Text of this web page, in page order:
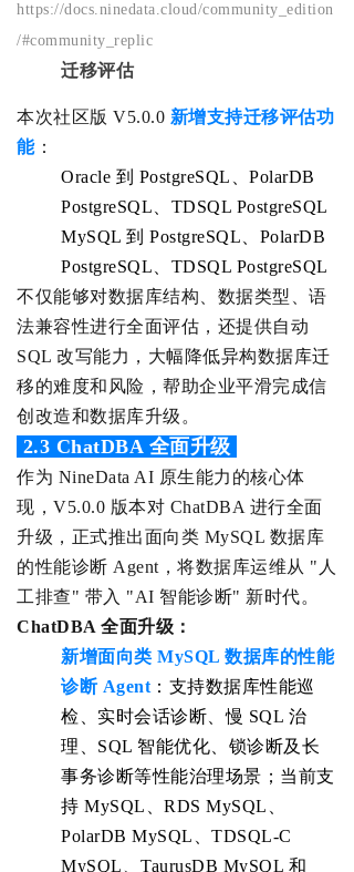
https://docs.ninedata.cloud/community_edition
/#community _replic
迁移评估
本次社区版 V5.0.0 新增支持迁移评估功
能：
Oracle 到 PostgreSQL、PolarDB
PostgreSQL、TDSQL PostgreSQL
MySQL 到 PostgreSQL、PolarDB
PostgreSQL、TDSQL PostgreSQL
不仅能够对数据库结构、数据类型、语
法兼容性进行全面评估，还提供自动
SQL 改写能力 ，大幅降低异构数据库迁
移的难度和风险，帮助企业平滑完成信
创改造和数据库升级。
‌ 2.3 ChatDBA 全面升级
作为 NineData AI 原生能力的核心体
现，V5.0.0 版本对 ChatDBA 进行全面
升级，正式推出面向类 MySQL 数据库
的性能诊断 Agent，将数据库运维从 "人
工排查" 带入 "AI 智能诊断" 新时代。
ChatDBA 全面升级 ：
新增面向类 MySQL 数据库的性能
诊断 Agent ：支持数据库性能巡
检、实时会话诊断、慢 SQL 治
理、SQL 智能优化、锁诊断及长
事务诊断等性能治理场景；当前支
持 MySQL、RDS MySQL、
PolarDB MySQL、TDSQL-C
MySQL、TaurusDB MySQL 和